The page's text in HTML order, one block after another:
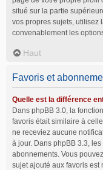
situé sur la partie
vos propres sujets, utilisez
convenablement les
Haut
Favoris et
Quelle est la différence
Dans phpBB 3.0, la
favoris était similaire à
ne receviez aucune
à jour. Dans phpBB 3.3,
abonnements. Vous
sujet ajouté aux favoris est